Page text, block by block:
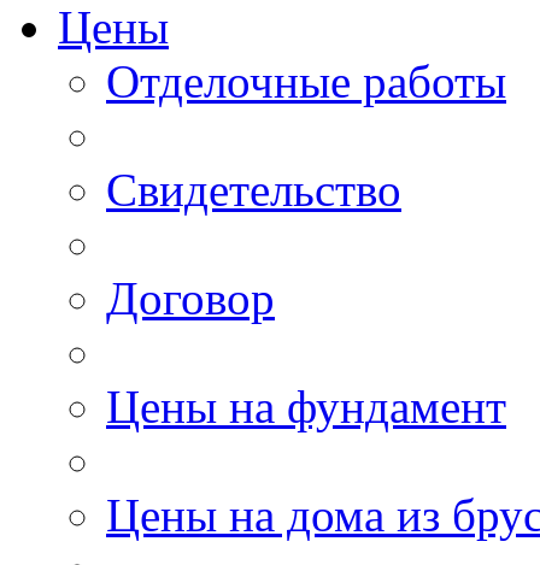
Цены
Отделочные работы
Свидетельство
Договор
Цены на фундамент
Цены на дома из